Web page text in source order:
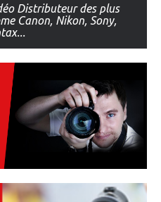
Distributeur des plus
Canon, Nikon, Sony,